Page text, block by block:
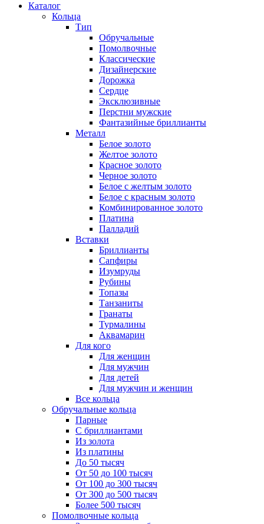
Каталог
Кольца
Тип
Обручальные
Помолвочные
Классические
Дизайнерские
Дорожка
Сердце
Эксклюзивные
Перстни мужские
Фантазийные бриллианты
Металл
Белое золото
Желтое золото
Красное золото
Черное золото
Белое с желтым золото
Белое с красным золото
Комбинированное золото
Платина
Палладий
Вставки
Бриллианты
Сапфиры
Изумруды
Рубины
Топазы
Танзаниты
Гранаты
Турмалины
Аквамарин
Для кого
Для женщин
Для мужчин
Для детей
Для мужчин и женщин
Все кольца
Обручальные кольца
Парные
С бриллиантами
Из золота
Из платины
До 50 тысяч
От 50 до 100 тысяч
От 100 до 300 тысяч
От 300 до 500 тысяч
Более 500 тысяч
Помолвочные кольца